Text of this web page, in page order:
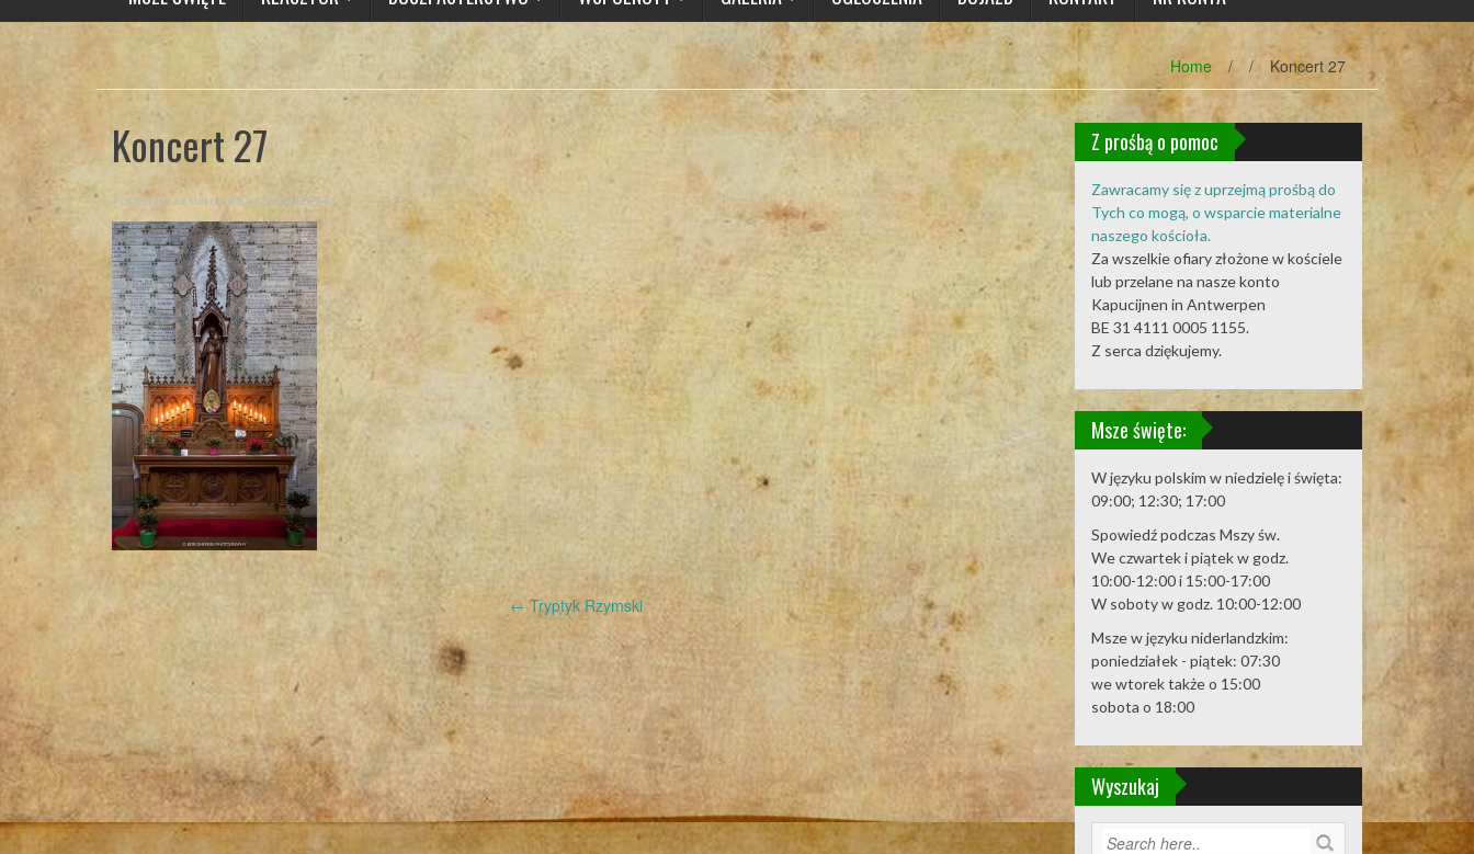
Home / / Koncert 27
Koncert 27
Posted Byadmin on 26 września 2014
Post
navigation
←Tryptyk Rzymski
Z prośbą o pomoc
Zawracamy się z uprzejmą prośbą do
Tych co mogą, o wsparcie materialne
naszego kościoła.
Za wszelkie ofiary złożone w kościele
lub przelane na nasze konto
Kapucijnen in Antwerpen
BE 31 4111 0005 1155.
Z serca dziękujemy.
Msze święte:
W języku polskim w niedzielę i święta:
09:00; 12:30; 17:00
Spowiedź podczas Mszy św.
We czwartek i piątek w godz.
10:00-12:00 i 15:00-17:00
W soboty w godz. 10:00-12:00
Msze w języku niderlandzkim:
poniedziałek - piątek: 07:30
we wtorek także o 15:00
sobota o 18:00
Wyszukaj